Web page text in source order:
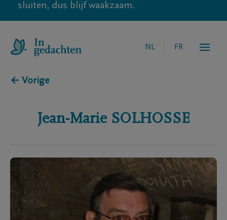
sluiten, dus blijf waakzaam.
NL FR
← Vorige
Jean-Marie SOLHOSSE